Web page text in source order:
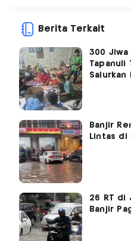
Berita Terkait
300 Jiwa
Tapanuli
Salurkan
Banjir
Lintas di
26 RT di
Banjir